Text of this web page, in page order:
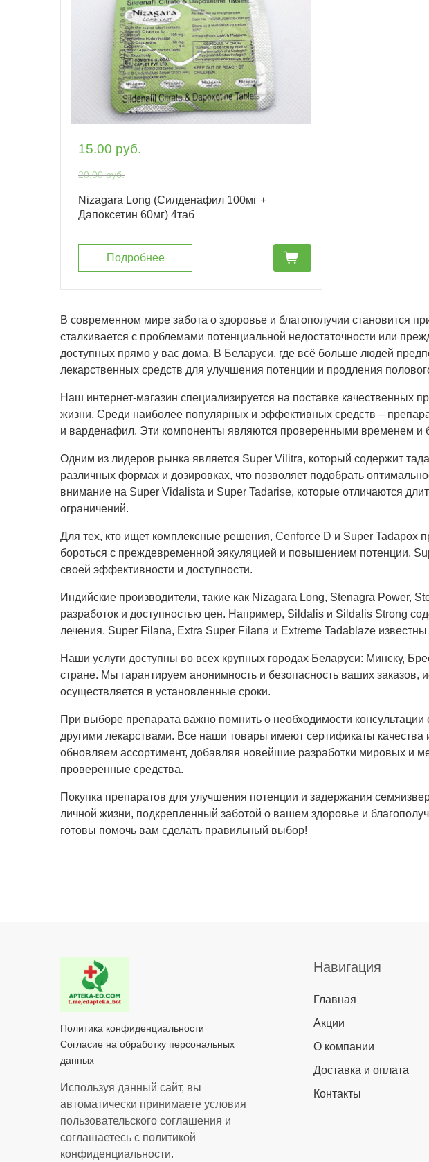
15.00 руб.
20.00 руб.
Nizagara Long (Силденафил 100мг +
Дапоксетин 60мг) 4таб
Подробнее cart_fill
В современном мире забота о здоровье и благополучии становится
сталкивается с проблемами потенциальной недостаточности или
доступных прямо у вас дома. В Беларуси, где всё больше людей
лекарственных средств для улучшения потенции и продления
Наш интернет-магазин специализируется на поставке качественных
жизни. Среди наиболее популярных и эффективных средств –
и варденафил. Эти компоненты являются проверенными временем и
Одним из лидеров рынка является Super Vilitra, который содержит
различных формах и дозировках, что позволяет подобрать
внимание на Super Vidalista и Super Tadarise, которые отличаются
ограничений.
Для тех, кто ищет комплексные решения, Cenforce D и Super
бороться с преждевременной эякуляцией и повышением потенции.
своей эффективности и доступности.
Индийские производители, такие как Nizagara Long, Stenagra Power,
разработок и доступностью цен. Например, Sildalis и Sildalis Strong
лечения. Super Filana, Extra Super Filana и Extreme Tadablaze
Наши услуги доступны во всех крупных городах Беларуси: Минску,
стране. Мы гарантируем анонимность и безопасность ваших
осуществляется в установленные сроки.
При выборе препарата важно помнить о необходимости
другими лекарствами. Все наши товары имеют сертификаты
обновляем ассортимент, добавляя новейшие разработки мировых и
проверенные средства.
Покупка препаратов для улучшения потенции и задержания
личной жизни, подкрепленный заботой о вашем здоровье и
готовы помочь вам сделать правильный выбор!
Политика конфиденциальности
Согласие на обработку персональных
данных
Используя данный сайт, вы
автоматически принимаете условия
пользовательского соглашения и
соглашаетесь с политикой
конфиденциальности.
Навигация
Главная
Акции
О компании
Доставка и оплата
Контакты